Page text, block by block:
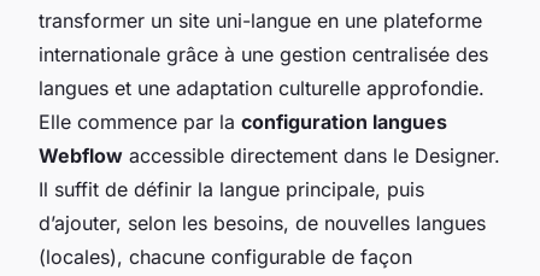
transformer un site uni-langue en une plateforme
internationale grâce à une gestion centralisée des
langues et une adaptation culturelle approfondie.
Elle commence par la configuration langues
Webflow accessible directement dans le Designer.
Il suffit de définir la langue principale, puis
d’ajouter, selon les besoins, de nouvelles langues
(locales), chacune configurable de façon